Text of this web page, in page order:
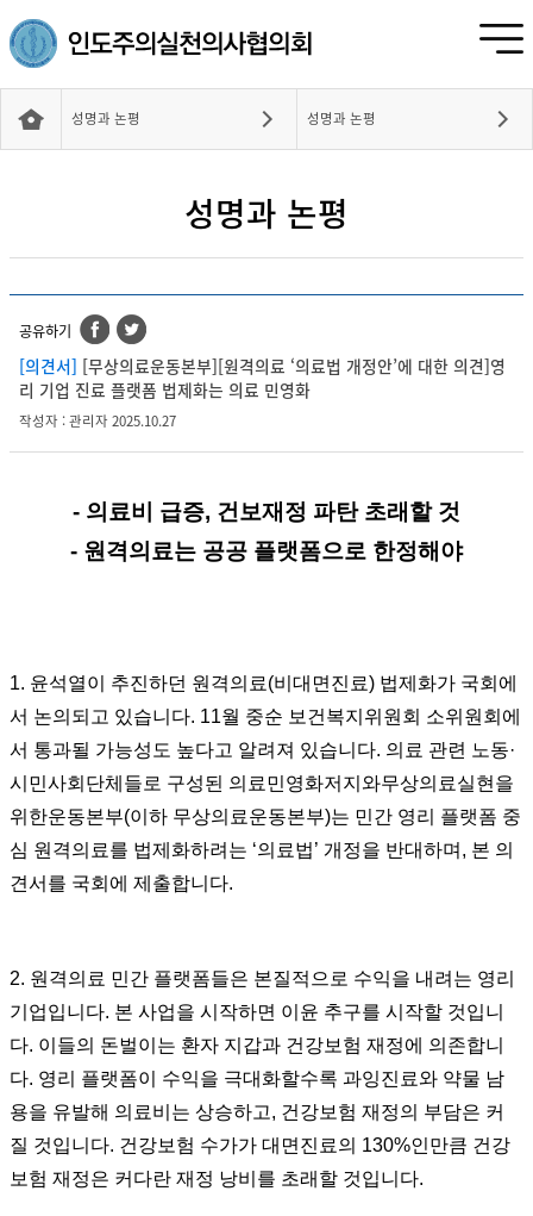
성명과 논평 성명과 논평
성명과 논평
공유하기
[의견서] [무상의료운동본부][원격의료 ‘의료법 개정안’에 대한 의견]영
리 기업 진료 플랫폼 법제화는 의료 민영화
작성자 : 관리자 2025.10.27
- 의료비 급증, 건보재정 파탄 초래할 것
- 원격의료는 공공 플랫폼으로 한정해야
1. 윤석열이 추진하던 원격의료(비대면진료) 법제화가 국회에
서 논의되고 있습니다. 11월 중순 보건복지위원회 소위원회에
서 통과될 가능성도 높다고 알려져 있습니다. 의료 관련 노동·
시민사회단체들로 구성된 의료민영화저지와무상의료실현을
위한운동본부(이하 무상의료운동본부)는 민간 영리 플랫폼 중
심 원격의료를 법제화하려는 ‘의료법’ 개정을 반대하며, 본 의
견서를 국회에 제출합니다.
2. 원격의료 민간 플랫폼들은 본질적으로 수익을 내려는 영리
기업입니다. 본 사업을 시작하면 이윤 추구를 시작할 것입니
다. 이들의 돈벌이는 환자 지갑과 건강보험 재정에 의존합니
다. 영리 플랫폼이 수익을 극대화할수록 과잉진료와 약물 남
용을 유발해 의료비는 상승하고, 건강보험 재정의 부담은 커
질 것입니다. 건강보험 수가가 대면진료의 130%인만큼 건강
보험 재정은 커다란 재정 낭비를 초래할 것입니다.